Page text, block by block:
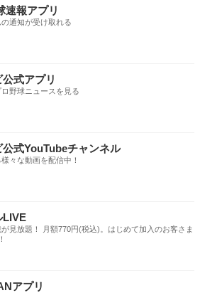
速報アプリ
通知が受け取れる
式アプリ
野球ニュースを見る
公式YouTubeチャンネル
々な動画を配信中！
LIVE
見放題！ 月額770円(税込)。はじめて加入のお客さま
アプリ